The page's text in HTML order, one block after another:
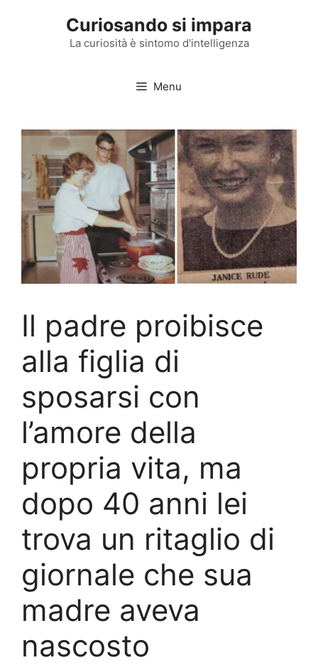
Curiosando si impara
La curiosità è sintomo d'intelligenza
Menu
Il padre proibisce
alla figlia di
sposarsi con
l’amore della
propria vita, ma
dopo 40 anni lei
trova un ritaglio di
giornale che sua
madre aveva
nascosto